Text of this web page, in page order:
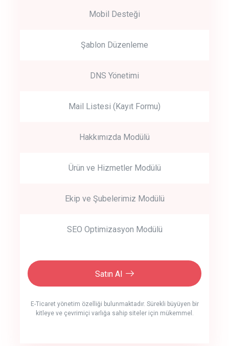
Mobil Desteği
Şablon Düzenleme
DNS Yönetimi
Mail Listesi (Kayıt Formu)
Hakkımızda Modülü
Ürün ve Hizmetler Modülü
Ekip ve Şubelerimiz Modülü
SEO Optimizasyon Modülü
Satın Al
E-Ticaret yönetim özelliği bulunmaktadır. Sürekli büyüyen bir
kitleye ve çevrimiçi varlığa sahip siteler için mükemmel.